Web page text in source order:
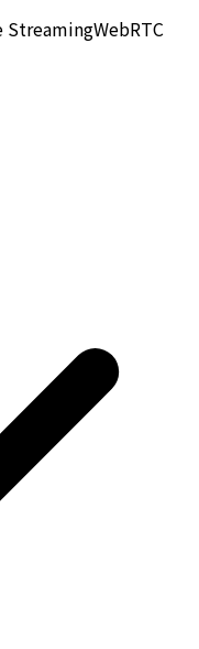
StreamingWebRTC